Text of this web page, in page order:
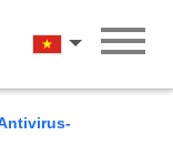
Tiếng Việt